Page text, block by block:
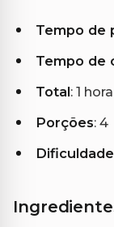
Tempo de
Tempo de
Total: 1 hora
Porções: 4
Dificuldade